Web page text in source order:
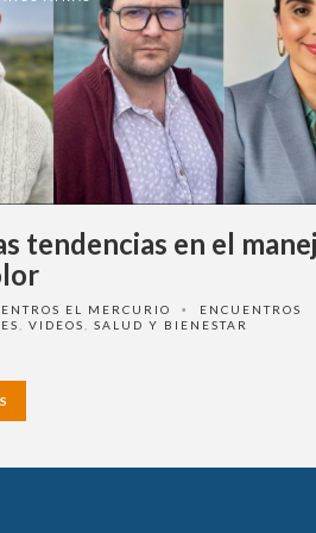
tendencias en el
EL MERCURIO •
ENCUENTROS
VIDEOS SALUD Y BIENESTAR